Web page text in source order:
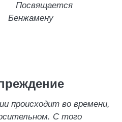
Посвящается
Бенжамену
происходит во времени,
С того